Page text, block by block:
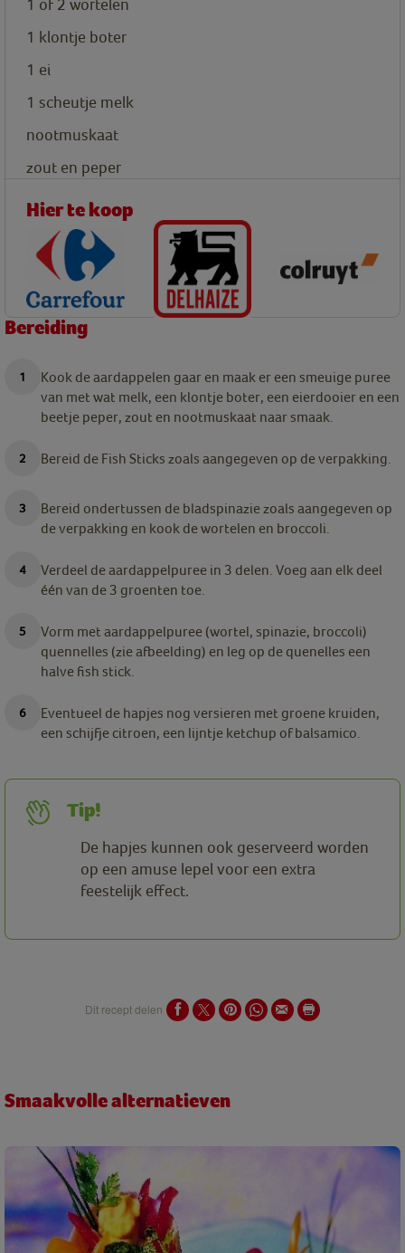
1 of 2 wortelen
1 klontje boter
1 ei
1 scheutje melk
nootmuskaat
zout en peper
Hier te koop
Bereiding
Kook de aardappelen gaar en maak er een smeuige puree
van met wat melk, een klontje boter, een eierdooier en een
beetje peper, zout en nootmuskaat naar smaak.
Bereid de Fish Sticks zoals aangegeven op de verpakking.
Bereid ondertussen de bladspinazie zoals aangegeven op
de verpakking en kook de wortelen en broccoli.
Verdeel de aardappelpuree in 3 delen. Voeg aan elk deel
één van de 3 groenten toe.
Vorm met aardappelpuree (wortel, spinazie, broccoli)
quennelles (zie afbeelding) en leg op de quenelles een
halve fish stick.
Eventueel de hapjes nog versieren met groene kruiden,
een schijfje citroen, een lijntje ketchup of balsamico.
Tip!
De hapjes kunnen ook geserveerd worden
op een amuse lepel voor een extra
feestelijk effect.
Dit recept delen
Smaakvolle alternatieven